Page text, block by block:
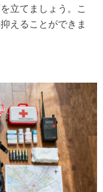
立てましょう。こ
えることができま